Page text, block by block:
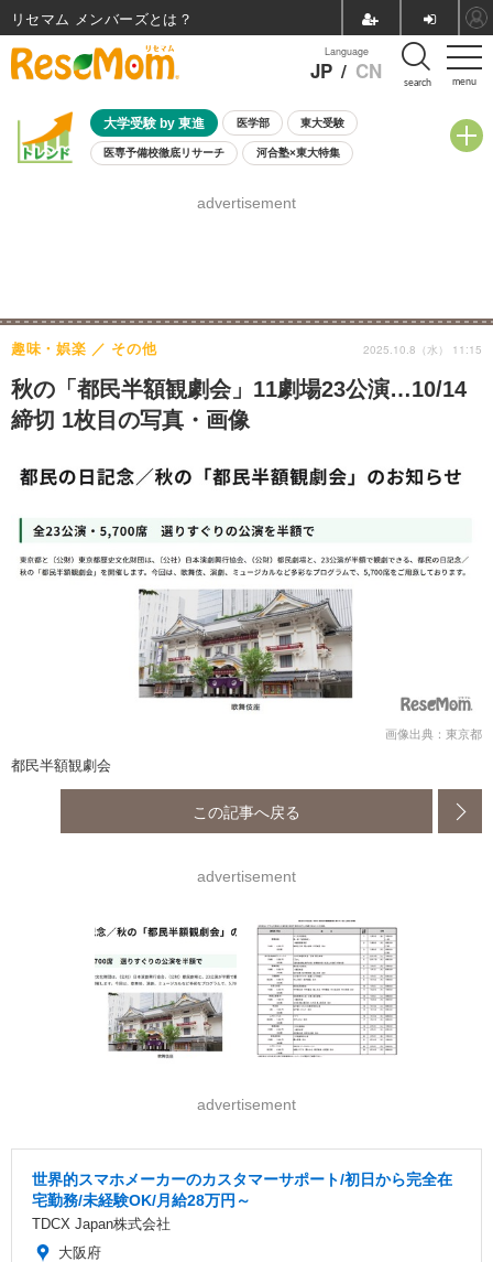
menu
Language
JP / CN search
大学受験 by 東進 医学部 東大受験
医専予備校徹底リサーチ 河合塾×東大特集
8月開催学校説明会・相談会
advertisement
秋の「都民半額観劇会」11劇場23公演…10/14
締切 1枚目の写真・画像
趣味・娯楽 その他 2025.10.8（水） 11:15
画像出典：東京都
都民半額観劇会
この記事へ戻る
advertisement
advertisement
世界的スマホメーカーのカスタマーサポート/初日から完全在
宅勤務/未経験OK/月給28万円～
TDCX Japan株式会社
大阪府
リセマム メンバーズ